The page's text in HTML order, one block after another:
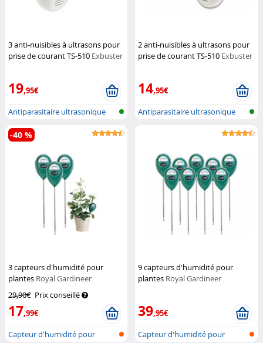
3 anti-nuisibles à ultrasons pour
prise de courant TS-510 Exbuster
19,95€
Antiparasitaire ultrasonique
pour l...
2 anti-nuisibles à ultrasons pour
prise de courant TS-510 Exbuster
14,95€
Antiparasitaire ultrasonique
3 capteurs d'humidité pour
plantes Royal Gardineer
29,90€ Prix conseillé
17,99€
-40 %
Capteur d'humidité pour
9 capteurs d'humidité pour
plantes Royal Gardineer
39,95€
Capteur d'humidité pour